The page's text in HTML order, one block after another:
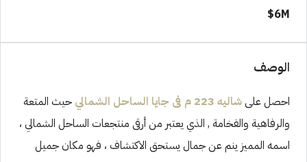
6M$
الوصف
احصل علىشاليه 223 م فى جايا الساحل الشمالي
حيث المتعة
والرفاهية والفخامة , الذي يعتبر من أرقى منتجعات الساحل الشمالي ،
اسمه المميز ينم عن جمال يستحق الاكتشاف ، فهو مكان جميل